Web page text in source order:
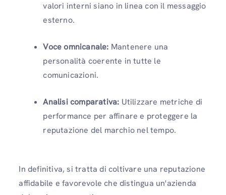
valori interni siano in linea con il messaggio
esterno.
Voce omnicanale: Mantenere una
personalità coerente in tutte le
comunicazioni.
Analisi comparativa: Utilizzare metriche di
performance per affinare e proteggere la
reputazione del marchio nel tempo.
In definitiva, si tratta di coltivare una reputazione
affidabile e favorevole che distingua un'azienda